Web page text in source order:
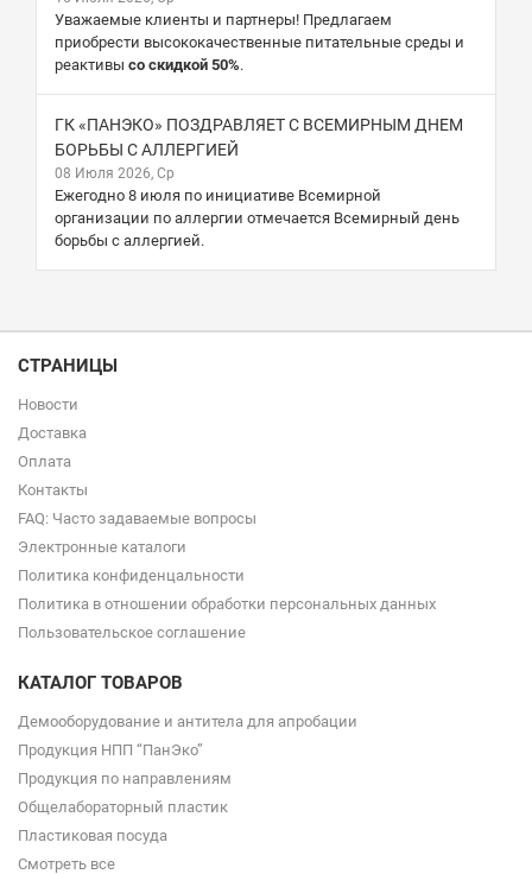
Уважаемые клиенты и партнеры! Предлагаем
приобрести высококачественные питательные среды и
реактивы со скидкой 50%.
ГК «ПАНЭКО» ПОЗДРАВЛЯЕТ С ВСЕМИРНЫМ ДНЕМ
БОРЬБЫ С АЛЛЕРГИЕЙ
08 Июля 2026, Ср
Ежегодно 8 июля по инициативе Всемирной
организации по аллергии отмечается Всемирный день
борьбы с аллергией.
СТРАНИЦЫ
Новости
Доставка
Оплата
Контакты
FAQ: Часто задаваемые вопросы
Электронные каталоги
Политика конфиденцальности
Политика в отношении обработки персональных данных
Пользовательское соглашение
КАТАЛОГ ТОВАРОВ
Демооборудование и антитела для апробации
Продукция НПП “ПанЭко”
Продукция по направлениям
Общелабораторный пластик
Пластиковая посуда
Смотреть все